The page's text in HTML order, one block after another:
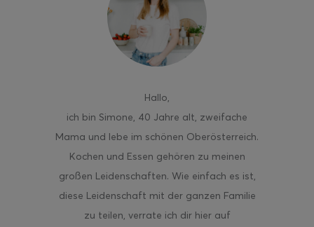
Hallo,
ich bin Simone, 40 Jahre alt, zweifache
Mama und lebe im schönen Oberösterreich.
Kochen und Essen gehören zu meinen
großen Leidenschaften. Wie einfach es ist,
diese Leidenschaft mit der ganzen Familie
zu teilen, verrate ich dir hier auf